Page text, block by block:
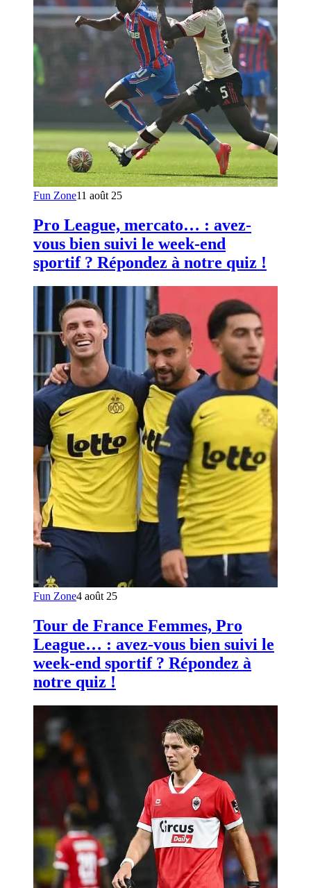
Fun Zone11 août 25
Pro League, mercato… : avez-
vous bien suivi le week-end
sportif ? Répondez à notre quiz !
Fun Zone4 août 25
Tour de France Femmes, Pro
League… : avez-vous bien suivi le
week-end sportif ? Répondez à
notre quiz !